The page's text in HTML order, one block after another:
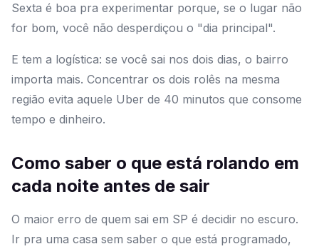
Sexta é boa pra experimentar porque, se o lugar não
for bom, você não desperdiçou o "dia principal".
E tem a logística: se você sai nos dois dias, o bairro
importa mais. Concentrar os dois rolês na mesma
região evita aquele Uber de 40 minutos que consome
tempo e dinheiro.
Como saber o que está rolando em
cada noite antes de sair
O maior erro de quem sai em SP é decidir no escuro.
Ir pra uma casa sem saber o que está programado,